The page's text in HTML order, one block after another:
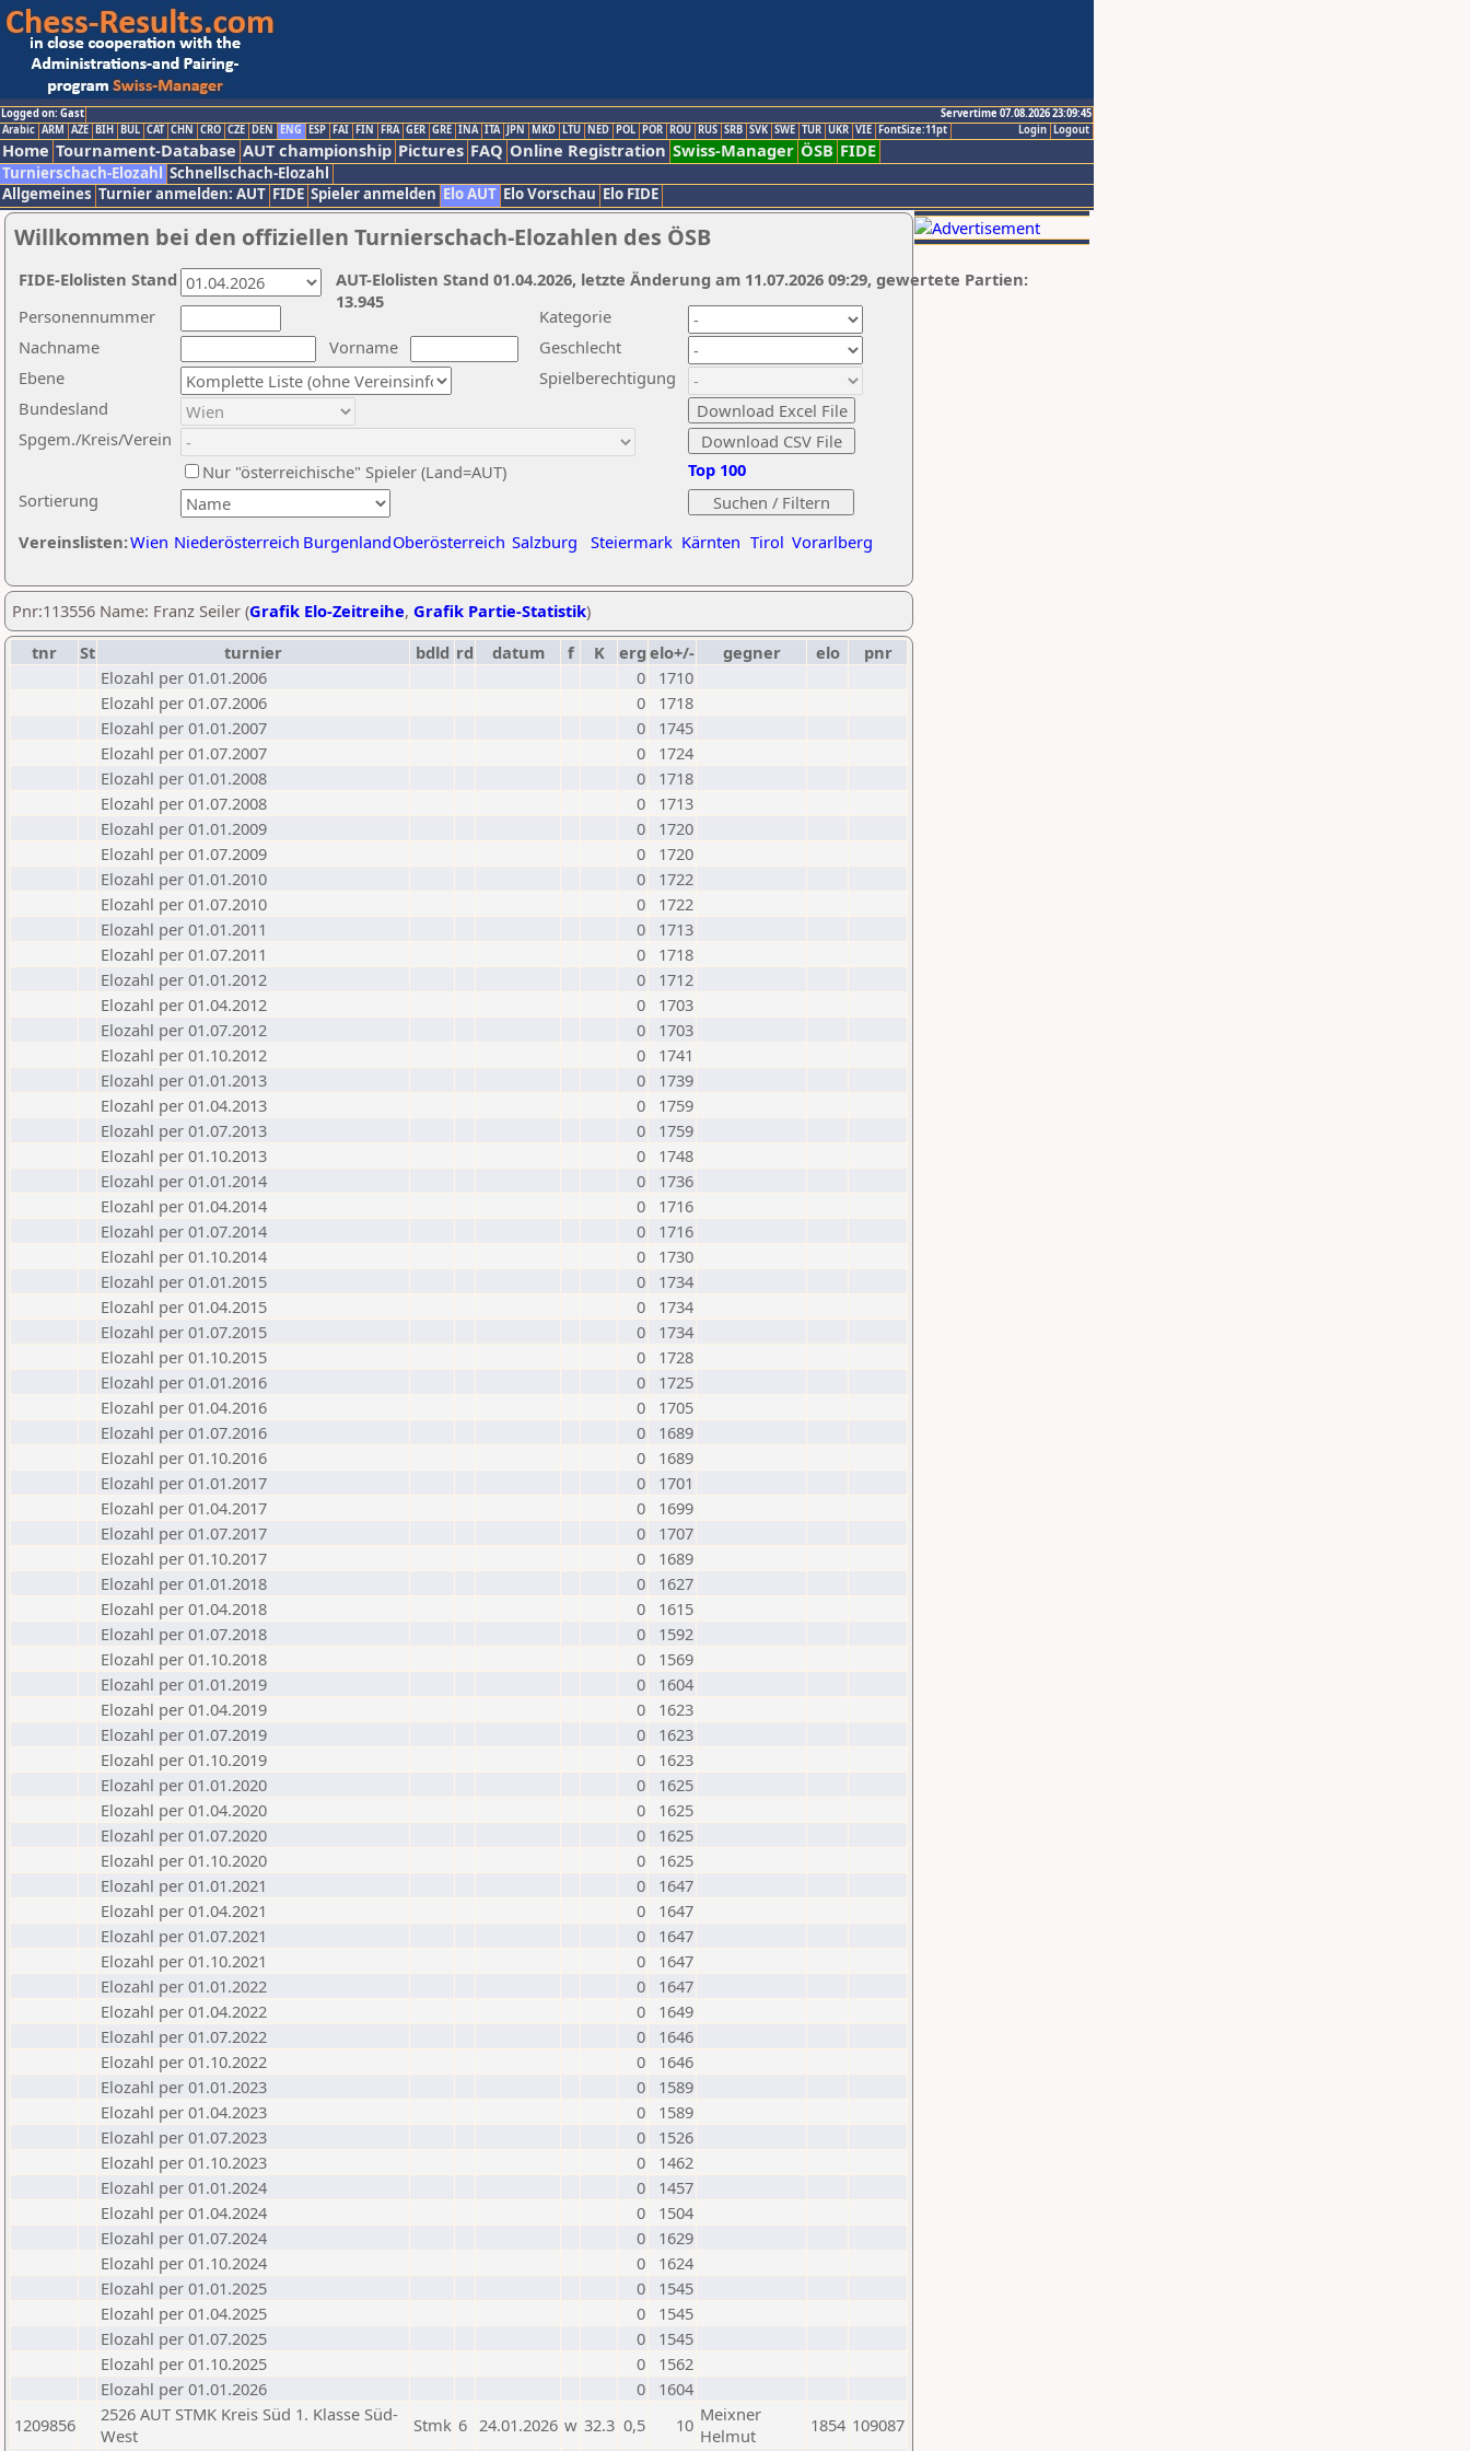
Logged on: Gast
Servertime 07.08.2026 23:09:45
Logout
Login
Arabic ARM AZE BIH BUL CAT CHN CRO CZE DEN ENG ESP FAI FIN FRA GER GRE INA ITA JPN MKD LTU NED POL POR ROU RUS SRB SVK SWE TUR UKR VIE FontSize:11pt
Home Tournament-Database AUT championship Pictures FAQ Online Registration Swiss-Manager ÖSB FIDE
Turnierschach-Elozahl Schnellschach-Elozahl
Allgemeines Turnier anmelden: AUT FIDE Spieler anmelden Elo AUT Elo Vorschau Elo FIDE
Willkommen bei den offiziellen Turnierschach-Elozahlen des ÖSB
Nachname
Vorname
Ebene
Kategorie
Sortierung
Personennummer
Bundesland
Spgem./Kreis/Verein
Geschlecht
Nur "österreichische" Spieler (Land=AUT)
Spielberechtigung
Vereinslisten:Wien Niederösterreich BurgenlandOberösterreich Salzburg Steiermark Kärnten Tirol Vorarlberg
Top 100
AUT-Elolisten Stand 01.04.2026, letzte Änderung am 11.07.2026 09:29, gewertete Partien:
13.945
FIDE-Elolisten Stand
Pnr:113556 Name: Franz Seiler (Grafik Elo-Zeitreihe, Grafik Partie-Statistik)
tnr
St turnier bdld rd datum f K erg elo+/- gegner elo
pnr
Elozahl per 01.01.2006
0
1710
Elozahl per 01.07.2006
0
1718
Elozahl per 01.01.2007
0
1745
Elozahl per 01.07.2007
0
1724
Elozahl per 01.01.2008
0
1718
Elozahl per 01.07.2008
0
1713
Elozahl per 01.01.2009
0
1720
Elozahl per 01.07.2009
0
1720
Elozahl per 01.01.2010
0
1722
Elozahl per 01.07.2010
0
1722
Elozahl per 01.01.2011
0
1713
Elozahl per 01.07.2011
0
1718
Elozahl per 01.01.2012
0
1712
Elozahl per 01.04.2012
0
1703
Elozahl per 01.07.2012
0
1703
Elozahl per 01.10.2012
0
1741
Elozahl per 01.01.2013
0
1739
Elozahl per 01.04.2013
0
1759
Elozahl per 01.07.2013
0
1759
Elozahl per 01.10.2013
0
1748
Elozahl per 01.01.2014
0
1736
Elozahl per 01.04.2014
0
1716
Elozahl per 01.07.2014
0
1716
Elozahl per 01.10.2014
0
1730
Elozahl per 01.01.2015
0
1734
Elozahl per 01.04.2015
0
1734
Elozahl per 01.07.2015
0
1734
Elozahl per 01.10.2015
0
1728
Elozahl per 01.01.2016
0
1725
Elozahl per 01.04.2016
0
1705
Elozahl per 01.07.2016
0
1689
Elozahl per 01.10.2016
0
1689
Elozahl per 01.01.2017
0
1701
Elozahl per 01.04.2017
0
1699
Elozahl per 01.07.2017
0
1707
Elozahl per 01.10.2017
0
1689
Elozahl per 01.01.2018
0
1627
Elozahl per 01.04.2018
0
1615
Elozahl per 01.07.2018
0
1592
Elozahl per 01.10.2018
0
1569
Elozahl per 01.01.2019
0
1604
Elozahl per 01.04.2019
0
1623
Elozahl per 01.07.2019
0
1623
Elozahl per 01.10.2019
0
1623
Elozahl per 01.01.2020
0
1625
Elozahl per 01.04.2020
0
1625
Elozahl per 01.07.2020
0
1625
Elozahl per 01.10.2020
0
1625
Elozahl per 01.01.2021
0
1647
Elozahl per 01.04.2021
0
1647
Elozahl per 01.07.2021
0
1647
Elozahl per 01.10.2021
0
1647
Elozahl per 01.01.2022
0
1647
Elozahl per 01.04.2022
0
1649
Elozahl per 01.07.2022
0
1646
Elozahl per 01.10.2022
0
1646
Elozahl per 01.01.2023
0
1589
Elozahl per 01.04.2023
0
1589
Elozahl per 01.07.2023
0
1526
Elozahl per 01.10.2023
0
1462
Elozahl per 01.01.2024
0
1457
Elozahl per 01.04.2024
0
1504
Elozahl per 01.07.2024
0
1629
Elozahl per 01.10.2024
0
1624
Elozahl per 01.01.2025
0
1545
Elozahl per 01.04.2025
0
1545
Elozahl per 01.07.2025
0
1545
Elozahl per 01.10.2025
0
1562
Elozahl per 01.01.2026
0
1604
1209856
2526 AUT STMK Kreis Süd 1. Klasse Süd-
West
Stmk 6 24.01.2026 w 32.3 0,5 10 Meixner
Helmut
1854 109087